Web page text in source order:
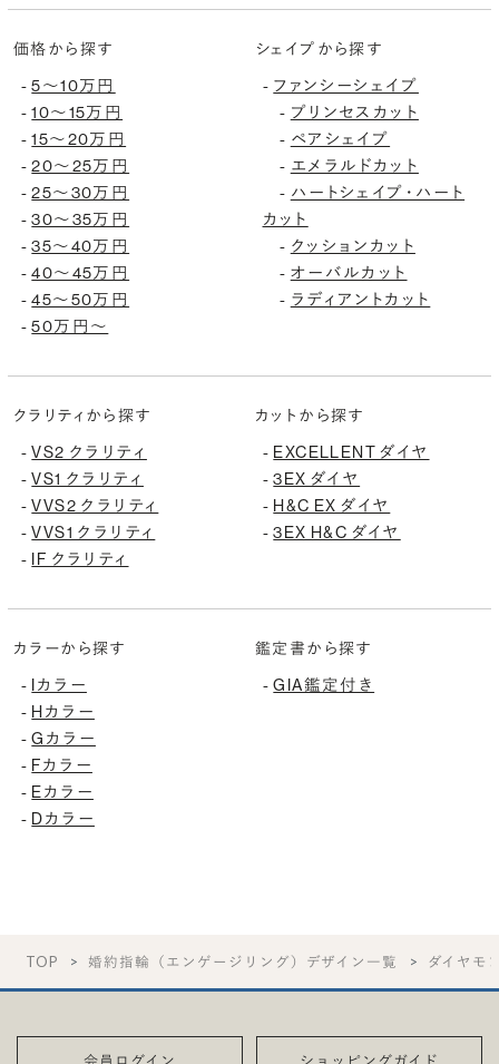
価格から探す
-5〜10万円
-10〜15万円
-15〜20万円
-20〜25万円
-25〜30万円
-30〜35万円
-35〜40万円
-40〜45万円
-45〜50万円
-50万円〜
シェイプから探す
- ファンシーシェイプ
- プリンセスカット
- ペアシェイプ
- エメラルドカット
- ハートシェイプ・ハート
カット
- クッションカット
- オーバルカット
- ラディアントカット
クラリティから探す
-VS2 クラリティ
-VS1 クラリティ
-VVS2 クラリティ
-VVS1 クラリティ
- IF クラリティ
カットから探す
- EXCELLENT ダイヤ
-3EX ダイヤ
- H&C EX ダイヤ
-3EX H&C ダイヤ
カラーから探す
- Iカラー
- Hカラー
-Gカラー
- Fカラー
- Eカラー
- Dカラー
鑑定書から探す
-GIA鑑定付き
TOP 婚約指輪（エンゲージリング）デザイン一覧 ダイヤモ